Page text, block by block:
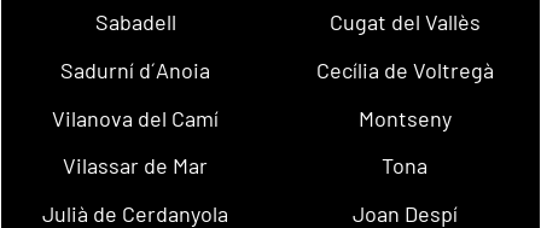
Sabadell
Cugat del Vallès
Sadurní d´Anoia
Cecília de Voltregà
Vilanova del Camí
Montseny
Vilassar de Mar
Tona
Julià de Cerdanyola
Joan Despí